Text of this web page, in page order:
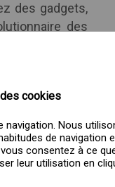
des gadgets,
des
cookies
Nous
de navigation
consentez à ce
leur utilisation en